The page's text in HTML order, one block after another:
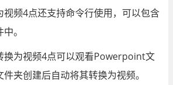
频4点还支持命令行使用，可以包含
。
为视频4点可以观看Powerpoint文
夹创建后自动将其转换为视频。